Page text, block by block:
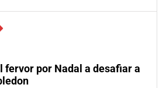
fervor por Nadal a desafiar a